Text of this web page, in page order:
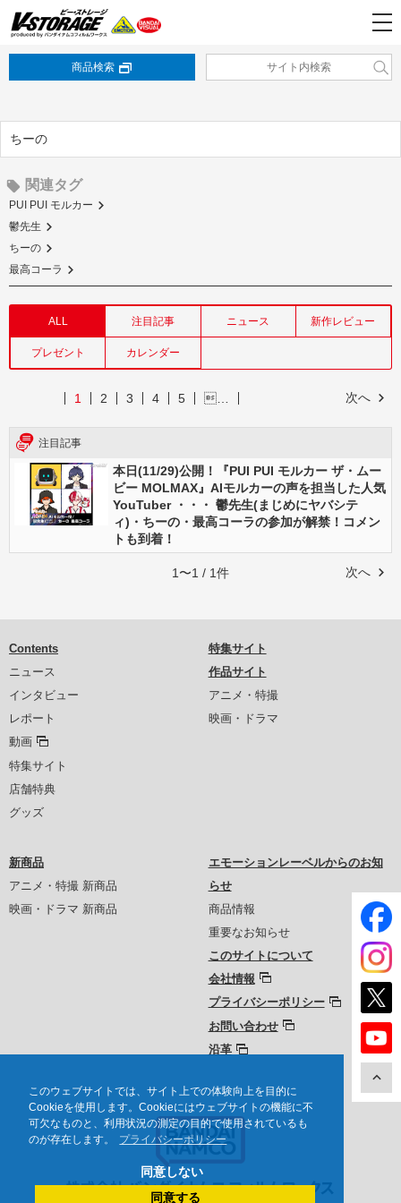
このウェブサイトでは、サイト上での体験向上を目的に
Cookieを使用します。Cookieにはウェブサイトの機能に不
可欠なものと、利用状況の測定の目的で使用されているも
のが存在します。
プライバシーポリシー
同意しない
同意する
商品検索
ちーの
関連タグ
PUI PUI モルカー
鬱先生
ちーの
最高コーラ
ALL 注目記事 ニュース 新作レビュー
プレゼント カレンダー
次へ
1 2 3 4 5 …
注目記事
本日(11/29)公開！『PUI PUI モルカー ザ・ムー
ビー MOLMAX』AIモルカーの声を担当した人気
YouTuber ・・・ 鬱先生(まじめにヤバシテ
ィ)・ちーの・最高コーラの参加が解禁！コメン
トも到着！
次へ
1〜1 / 1件
Contents
ニュース
インタビュー
レポート
動画
特集サイト
店舗特典
グッズ
特集サイト
作品サイト
アニメ・特撮
映画・ドラマ
新商品
アニメ・特撮 新商品
映画・ドラマ 新商品
エモーションレーベルからのお知
らせ
商品情報
重要なお知らせ
このサイトについて
会社情報
プライバシーポリシー
お問い合わせ
沿革